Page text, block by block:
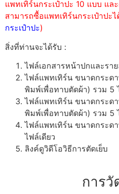
แพทเทิร์นกระเป๋าปะ 10 แบบ แล
สามารถซื้อแพทเทิร์นกระเป๋าปะ
กระเป๋าปะ)
สิ่งที่ท่านจะได้รับ :
ไฟล์เอกสารหน้าปกและรา
ไฟล์แพทเทิร์น ขนาดกระด
พิมพ์เพื่อทาบตัดผ้า) รวม 5
ไฟล์แพทเทิร์น ขนาดกระด
พิมพ์เพื่อทาบตัดผ้า) รวม 5
ไฟล์แพทเทิร์น ขนาดกระด
ไฟล์เดียว
ลิงค์ดูวิดีโอวิธีการตัดเย็บ
การวั